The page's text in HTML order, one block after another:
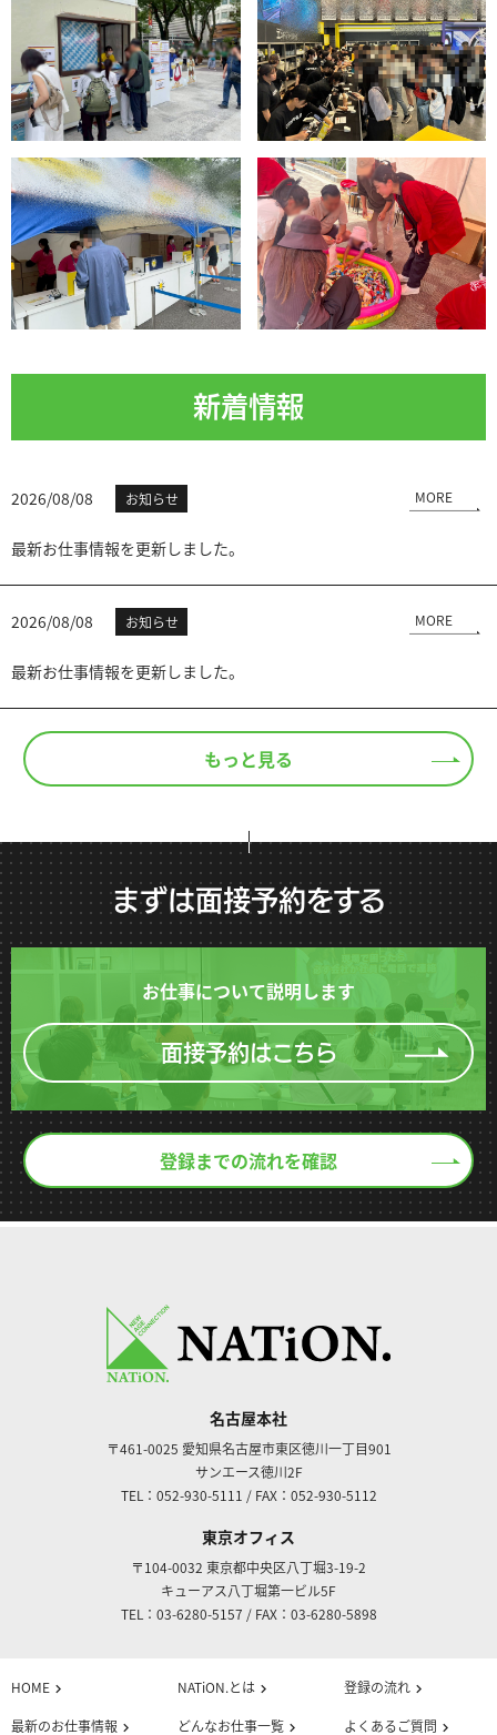
新着情報
2026/08/08 お知らせ
最新お仕事情報を更新しました。
MORE
2026/08/08 お知らせ
最新お仕事情報を更新しました。
MORE
もっと見る
まずは面接予約をする
お仕事について説明します
面接予約はこちら
登録までの流れを確認
名古屋本社
〒461-0025 愛知県名古屋市東区徳川一丁目901
サンエース徳川2F
TEL：052-930-5111 / FAX：052-930-5112
東京オフィス
〒104-0032 東京都中央区八丁堀3-19-2
キューアス八丁堀第一ビル5F
TEL：03-6280-5157 / FAX：03-6280-5898
HOME chevron_right NATiON.とはchevron_right 登録の流れchevron_right
最新のお仕事情報 chevron_right どんなお仕事一覧chevron_right よくあるご質問 chevron_right